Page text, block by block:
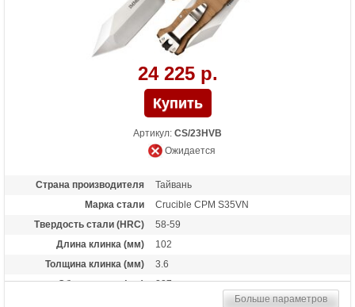
24 225 р.
Артикул: CS/23HVB
Ожидается
Страна производителя
Тайвань
Марка стали
Crucible CPM S35VN
Твердость стали (HRC)
58-59
Длина клинка (мм)
102
Толщина клинка (мм)
3.6
Общая длина (мм)
227
Больше параметров